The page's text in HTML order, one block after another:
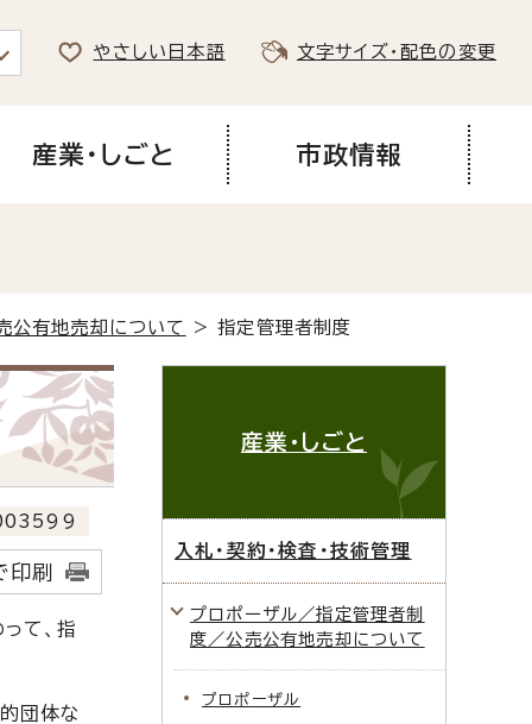
やさしい日本語 文字サイズ・配色の変更
産業・しごと 市政情報
公有地売却について > 指定管理者制度
印刷
て、指
団体な
産業・しごと
入札・契約・検査・技術管理
プロポーザル／指定管理者制
度／公売公有地売却について
プロポーザル